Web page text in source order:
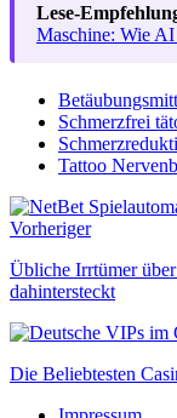
Lese-
Maschine: Wie
Schmerzfrei
Tattoo
Vorheriger
Übliche Irrtümer
dahintersteckt
Die Beliebtesten